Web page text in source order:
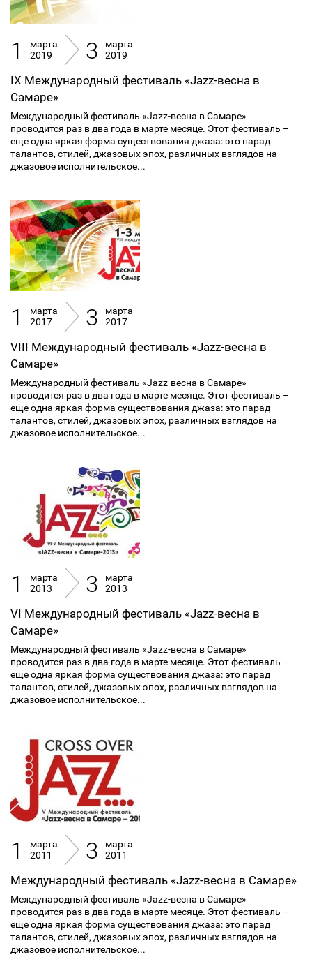
1
марта
2019
3
марта
2019
IX Международный фестиваль «Jazz-весна в
Самаре»
Международный фестиваль «Jazz-весна в Самаре»
проводится раз в два года в марте месяце. Этот фестиваль –
еще одна яркая форма существования джаза: это парад
талантов, стилей, джазовых эпох, различных взглядов на
джазовое исполнительское...
1
марта
2017
3
марта
2017
VIII Международный фестиваль «Jazz-весна в
Самаре»
Международный фестиваль «Jazz-весна в Самаре»
проводится раз в два года в марте месяце. Этот фестиваль –
еще одна яркая форма существования джаза: это парад
талантов, стилей, джазовых эпох, различных взглядов на
джазовое исполнительское...
1
марта
2013
3
марта
2013
VI Международный фестиваль «Jazz-весна в
Самаре»
Международный фестиваль «Jazz-весна в Самаре»
проводится раз в два года в марте месяце. Этот фестиваль –
еще одна яркая форма существования джаза: это парад
талантов, стилей, джазовых эпох, различных взглядов на
джазовое исполнительское...
1
марта
2011
3
марта
2011
Международный фестиваль «Jazz-весна в Самаре»
Международный фестиваль «Jazz-весна в Самаре»
проводится раз в два года в марте месяце. Этот фестиваль –
еще одна яркая форма существования джаза: это парад
талантов, стилей, джазовых эпох, различных взглядов на
джазовое исполнительское...